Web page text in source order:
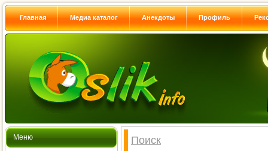
Главная Медиа каталог Анекдоты Профиль
Меню Поиск